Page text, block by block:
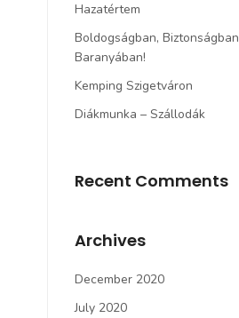
Hazatértem
Boldogságban, Biztonságban
Baranyában!
Kemping Szigetváron
Diákmunka – Szállodák
Recent Comments
Archives
December 2020
July 2020